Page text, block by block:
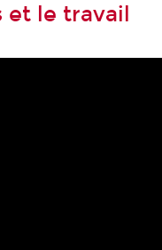
et le travail